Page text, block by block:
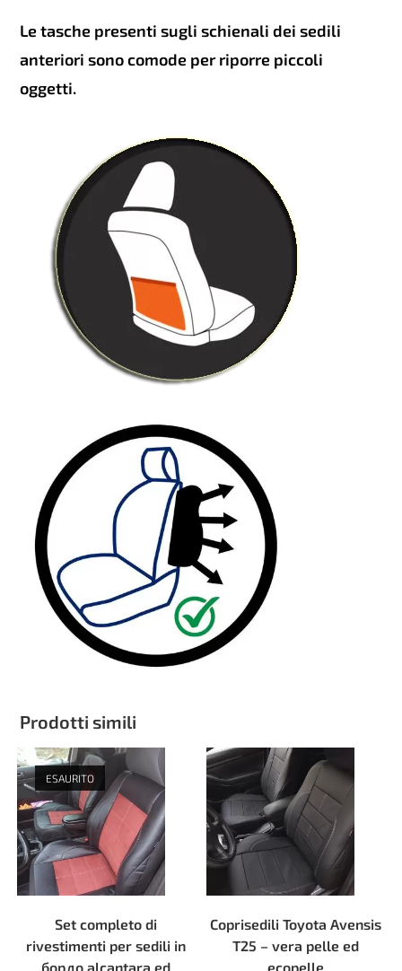
Le tasche presenti sugli schienali dei sedili
anteriori sono comode per riporre piccoli
oggetti.
Prodotti simili
ESAURITO
Set completo di
rivestimenti per sedili in
бордо alcantara ed
Coprisedili Toyota Avensis
T25 – vera pelle ed
ecopelle